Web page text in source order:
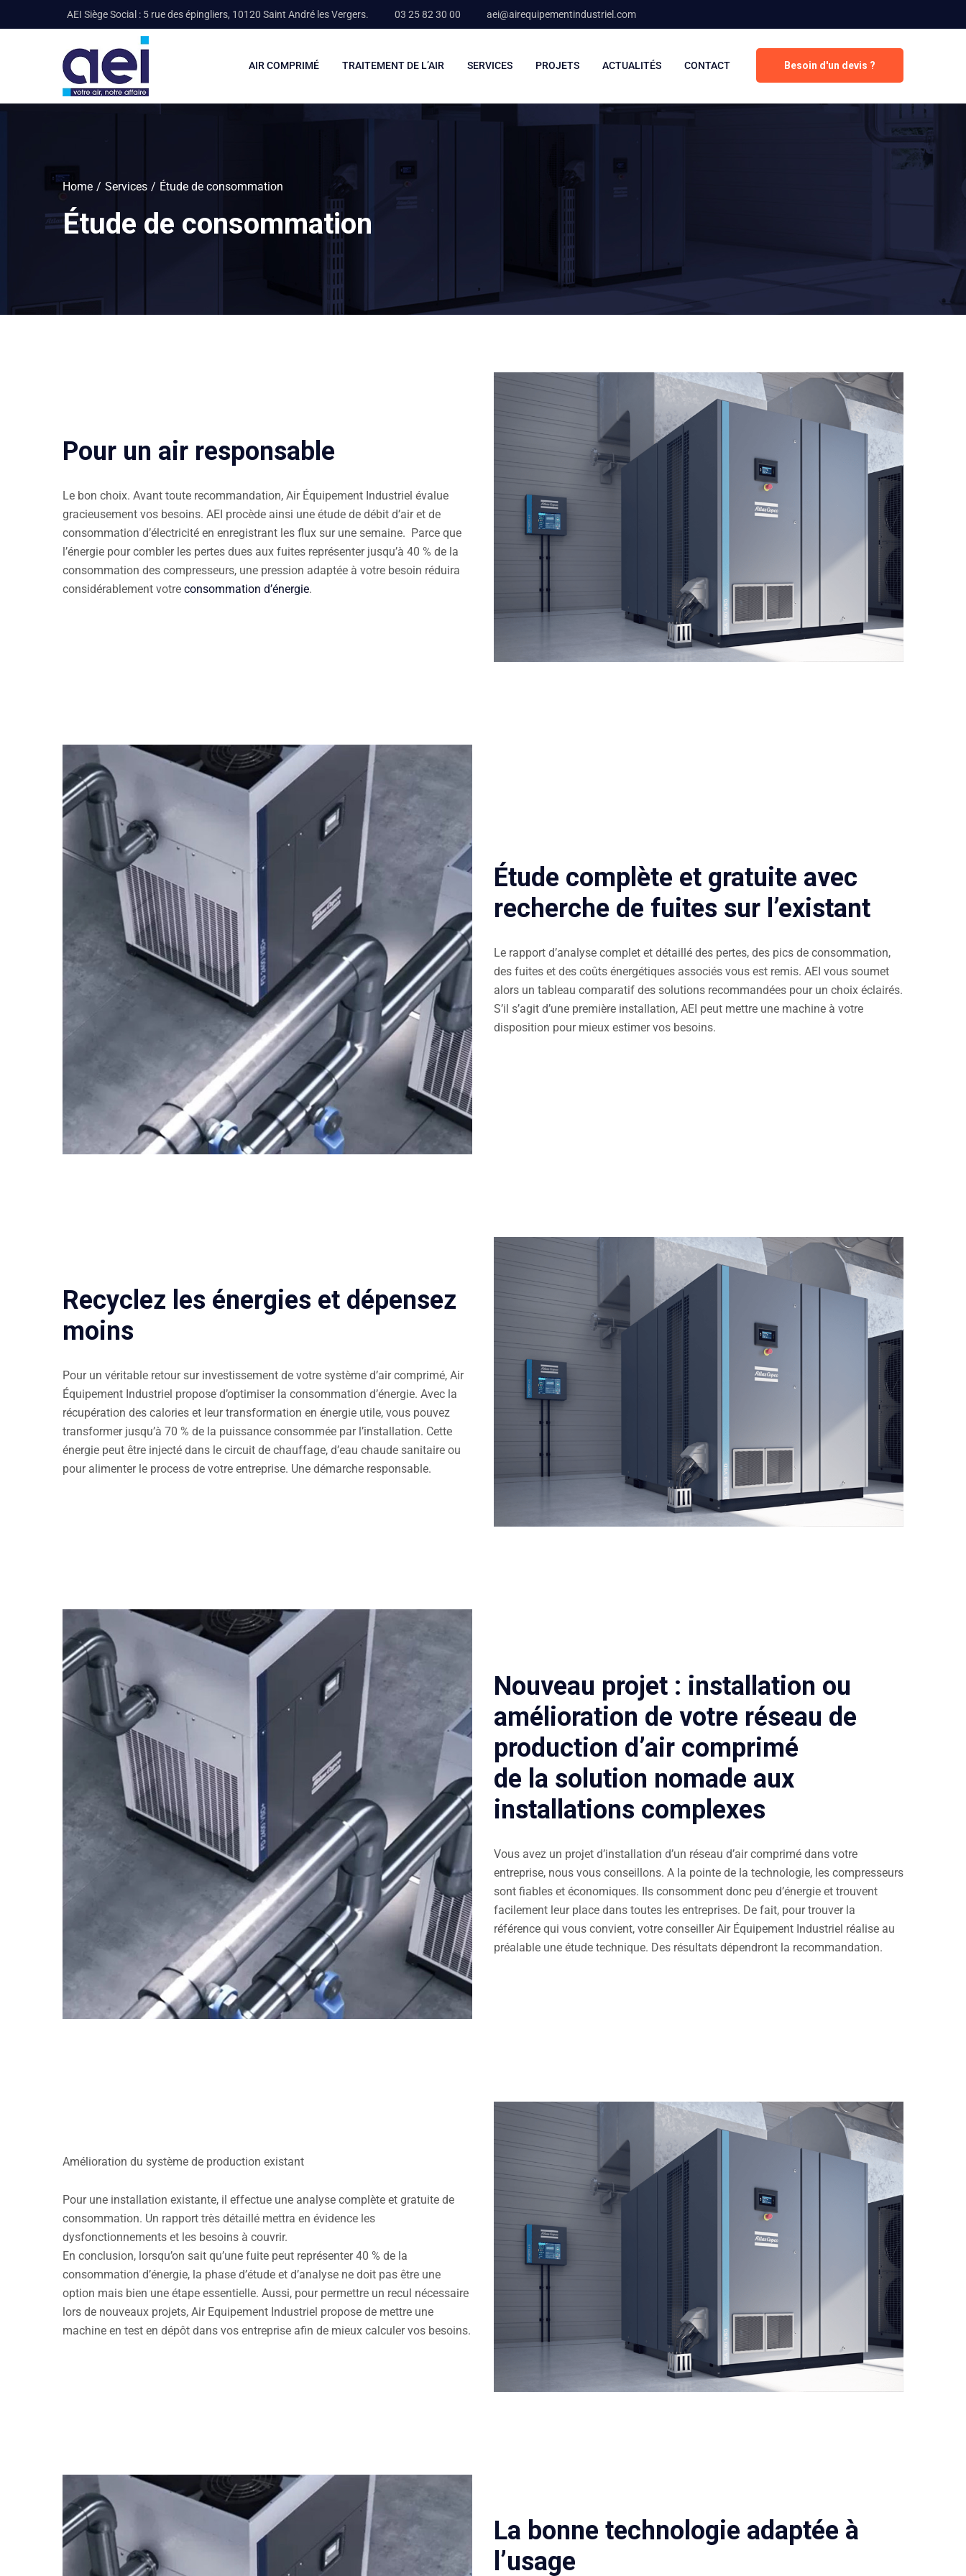
AEI Siège Social : 5 rue des épingliers, 10120 Saint André les Vergers. 03 25 82 30 00 aei@airequipementindustriel.com
Besoin d'un devis ?
AIR COMPRIMÉ TRAITEMENT DE L’AIR SERVICES PROJETS ACTUALITÉS CONTACT
Home Services Étude de consommation
Étude de consommation
Pour un air responsable
Le bon choix. Avant toute recommandation, Air Équipement Industriel évalue
gracieusement vos besoins. AEI procède ainsi une étude de débit d’air et de
consommation d’électricité en enregistrant les flux sur une semaine. Parce que
l’énergie pour combler les pertes dues aux fuites représenter jusqu’à 40 % de la
consommation des compresseurs, une pression adaptée à votre besoin réduira
considérablement votre consommation d’énergie.
Étude complète et gratuite avec
recherche de fuites sur l’existant
Le rapport d’analyse complet et détaillé des pertes, des pics de consommation,
des fuites et des coûts énergétiques associés vous est remis. AEI vous soumet
alors un tableau comparatif des solutions recommandées pour un choix éclairés.
S’il s’agit d’une première installation, AEI peut mettre une machine à votre
disposition pour mieux estimer vos besoins.
Recyclez les énergies et dépensez
moins
Pour un véritable retour sur investissement de votre système d’air comprimé, Air
Équipement Industriel propose d’optimiser la consommation d’énergie. Avec la
récupération des calories et leur transformation en énergie utile, vous pouvez
transformer jusqu’à 70 % de la puissance consommée par l’installation. Cette
énergie peut être injecté dans le circuit de chauffage, d’eau chaude sanitaire ou
pour alimenter le process de votre entreprise. Une démarche responsable.
Nouveau projet : installation ou
amélioration de votre réseau de
production d’air comprimé
de la solution nomade aux
installations complexes
Vous avez un projet d’installation d’un réseau d’air comprimé dans votre
entreprise, nous vous conseillons. A la pointe de la technologie, les compresseurs
sont fiables et économiques. Ils consomment donc peu d’énergie et trouvent
facilement leur place dans toutes les entreprises. De fait, pour trouver la
référence qui vous convient, votre conseiller Air Équipement Industriel réalise au
préalable une étude technique. Des résultats dépendront la recommandation.
Amélioration du système de production existant
Pour une installation existante, il effectue une analyse complète et gratuite de
consommation. Un rapport très détaillé mettra en évidence les
dysfonctionnements et les besoins à couvrir.
En conclusion, lorsqu’on sait qu’une fuite peut représenter 40 % de la
consommation d’énergie, la phase d’étude et d’analyse ne doit pas être une
option mais bien une étape essentielle. Aussi, pour permettre un recul nécessaire
lors de nouveaux projets, Air Equipement Industriel propose de mettre une
machine en test en dépôt dans vos entreprise afin de mieux calculer vos besoins.
La bonne technologie adaptée à
l’usage